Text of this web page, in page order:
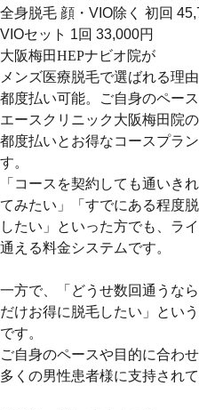
全身脱毛 顔・VIO除く 初回
VIOセット 1回 33,000円
大阪梅田HEPナビオ院が
メンズ医療脱毛で選ばれる理由
都度払い可能。ご自身のペー
エースクリニック大阪梅田院
都度払いとお得なコースプラ
す。
「コースを契約しても通いき
てみたい」「すでにある程度
したい」といった方でも、ラ
通える料金システムです。
一方で、「どうせ数回通うな
だけお得に脱毛したい」とい
です。
ご自身のペースや目的に合わ
多くの男性患者様に支持されて